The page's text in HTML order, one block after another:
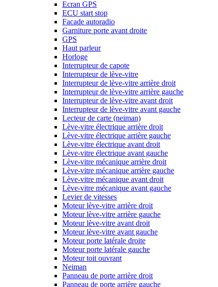
Ecran GPS
ECU start stop
Facade autoradio
Garniture porte avant droite
GPS
Haut parleur
Horloge
Interrupteur de capote
Interrupteur de lève-vitre
Interrupteur de lève-vitre arrière droit
Interrupteur de lève-vitre arrière gauche
Interrupteur de lève-vitre avant droit
Interrupteur de lève-vitre avant gauche
Lecteur de carte (neiman)
Lève-vitre électrique arrière droit
Lève-vitre électrique arrière gauche
Lève-vitre électrique avant droit
Lève-vitre électrique avant gauche
Lève-vitre mécanique arrière droit
Lève-vitre mécanique arrière gauche
Lève-vitre mécanique avant droit
Lève-vitre mécanique avant gauche
Levier de vitesses
Moteur lève-vitre arrière droit
Moteur lève-vitre arrière gauche
Moteur lève-vitre avant droit
Moteur lève-vitre avant gauche
Moteur porte latérale droite
Moteur porte latérale gauche
Moteur toit ouvrant
Neiman
Panneau de porte arrière droit
Panneau de porte arrière gauche